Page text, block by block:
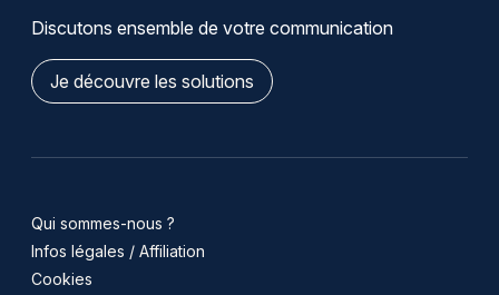
Je m'abonne
Discutons ensemble de votre communication
Je découvre les solutions
Qui sommes-nous ?
Infos légales / Affiliation
Cookies